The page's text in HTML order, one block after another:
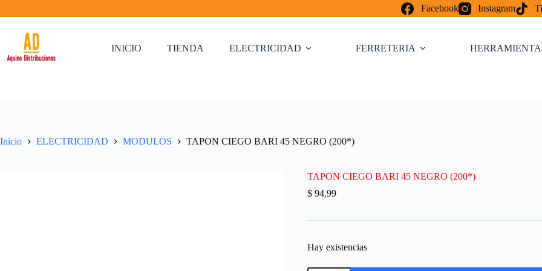
al
Facebook Instagram
INICIO TIENDA ELECTRICIDAD FERRETERIA
Inicio ELECTRICIDAD MODULOS TAPON CIEGO BARI 45 NEGRO (200*)
TAPON CIEGO BARI 45 NEGRO (200*)
$94,99
Hay existencias